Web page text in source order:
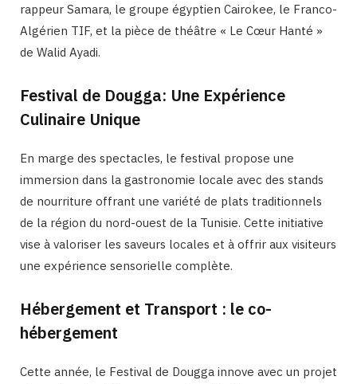
rappeur Samara, le groupe égyptien Cairokee, le Franco-
Algérien TIF, et la pièce de théâtre « Le Cœur Hanté »
de Walid Ayadi.
Festival de Dougga: Une Expérience
Culinaire Unique
En marge des spectacles, le festival propose une
immersion dans la gastronomie locale avec des stands
de nourriture offrant une variété de plats traditionnels
de la région du nord-ouest de la Tunisie. Cette initiative
vise à valoriser les saveurs locales et à offrir aux visiteurs
une expérience sensorielle complète.
Hébergement et Transport : le co-
hébergement
Cette année, le Festival de Dougga innove avec un projet